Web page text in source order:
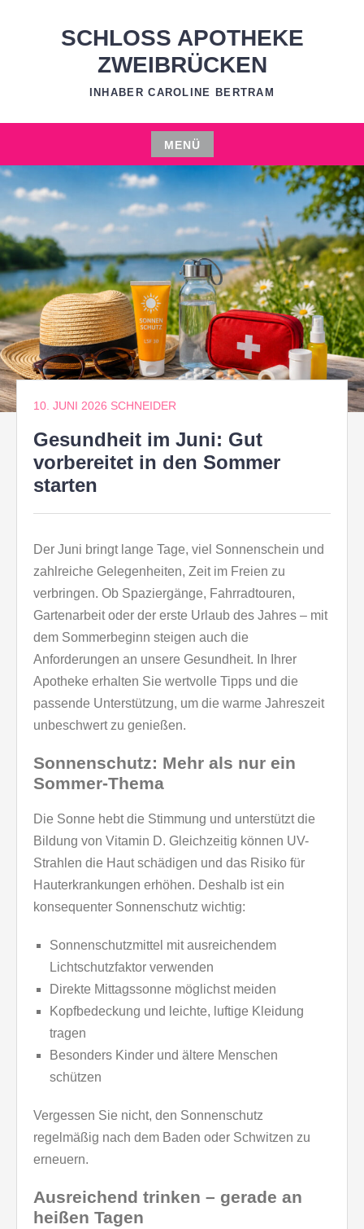
SCHLOSS APOTHEKE
ZWEIBRÜCKEN
INHABER CAROLINE BERTRAM
MENÜ
Zum
Inhalt
10. JUNI 2026 SCHNEIDER
Gesundheit im Juni: Gut
vorbereitet in den Sommer
starten
Der Juni bringt lange Tage, viel Sonnenschein und
zahlreiche Gelegenheiten, Zeit im Freien zu
verbringen. Ob Spaziergänge, Fahrradtouren,
Gartenarbeit oder der erste Urlaub des Jahres – mit
dem Sommerbeginn steigen auch die
Anforderungen an unsere Gesundheit. In Ihrer
Apotheke erhalten Sie wertvolle Tipps und die
passende Unterstützung, um die warme Jahreszeit
unbeschwert zu genießen.
Sonnenschutz: Mehr als nur ein
Sommer-Thema
Die Sonne hebt die Stimmung und unterstützt die
Bildung von Vitamin D. Gleichzeitig können UV-
Strahlen die Haut schädigen und das Risiko für
Hauterkrankungen erhöhen. Deshalb ist ein
konsequenter Sonnenschutz wichtig:
Sonnenschutzmittel mit ausreichendem
Lichtschutzfaktor verwenden
Direkte Mittagssonne möglichst meiden
Kopfbedeckung und leichte, luftige Kleidung
tragen
Besonders Kinder und ältere Menschen
schützen
Vergessen Sie nicht, den Sonnenschutz
regelmäßig nach dem Baden oder Schwitzen zu
erneuern.
Ausreichend trinken – gerade an
heißen Tagen